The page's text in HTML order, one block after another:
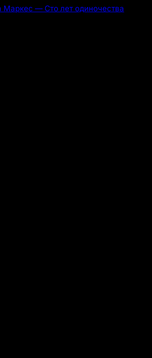
Маркес — Сто лет одиночества